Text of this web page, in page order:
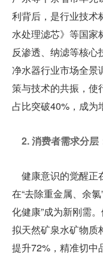
诺
水
展
心
圳
利背后，是行业技
水处理滤芯》等国家
反渗透、纳滤等核
净水器行业市场全景
策与技术的共振，使
占比突破40%，成为
2. 消费者需求分层
健康意识的觉醒正
在“去除重金属、余
化健康”成为新刚需
拟天然矿泉水矿物质
提升72%，精准切中